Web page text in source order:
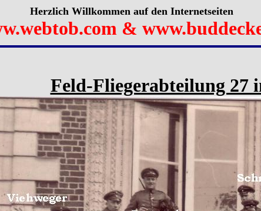
Herzlich Willkommen auf den Internetseiten
&
Feld-Fliegerabteilung 27